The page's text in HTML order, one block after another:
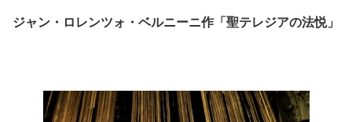
ジャン・ロレンツォ・ベルニーニ作「聖テレジアの法悦」